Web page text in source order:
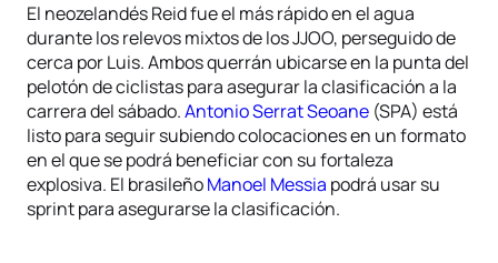
El neozelandés Reid fue el más rápido en el agua
durante los relevos mixtos de los JJOO, perseguido de
cerca por Luis. Ambos querrán ubicarse en la punta del
pelotón de ciclistas para asegurar la clasificación a la
carrera del sábado.Antonio Serrat Seoane (SPA) está
listo para seguir subiendo colocaciones en un formato
en el que se podrá beneficiar con su fortaleza
explosiva. El brasileñoManoel Messia podrá usar su
sprint para asegurarse la clasificación.